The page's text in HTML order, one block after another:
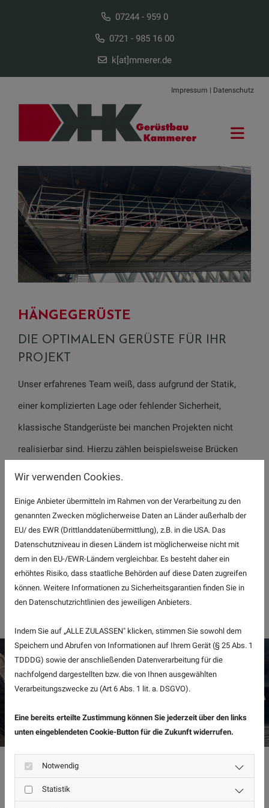
07244 - 959 0
0721 - 985 16 00
k[at]mmerer.de
Impressum | Datenschutz
HÄNGEGERÜSTE
DIE OPTIMALEN GERÜSTE FÜR IHR
PROJEKT
Unser erfahrenes Team weiß, dass aufgrund der Statik,
einer komplizierten Lage oder fehlender Sicherheit,
klassische Standgerüste bei manchen Projekten nicht
realisierbar sind. Hierzu zählen beispielsweise Brücken
oder Produktionsstätten, wo der darunterliegende Bereich
Hängegerüst. Es wird dabei direkt an den tragfähigen
Bauteilen des einzurüstenden Objekts befestigt, wodurch
höchste Sicherheit und eine effiziente Arbeitsweise
gewährleistet sind. Das Hängegerüst ist Teil des
Spezialgerüstbaus.
DIE VORTEILE EINES HÄNGEGERÜSTS
Wir verwenden Cookies.
Einige Anbieter übermitteln im Rahmen von der Verarbeitung zu den
genannten Zwecken möglicherweise Daten an Länder außerhalb der
EU/ des EWR (Drittlanddatenübermittlung), z.B. in die USA. Das
Datenschutzniveau in diesen Ländern ist möglicherweise nicht mit
dem in den EU-/EWR-Ländern vergleichbar. Es besteht daher ein
erhöhtes Risiko, dass staatliche Behörden auf diese Daten zugreifen
können. Weitere Informationen zu Sicherheitsgarantien finden Sie in
den Datenschutzrichtlinien des jeweiligen Anbieters.
Indem Sie auf „ALLE ZULASSEN" klicken, stimmen Sie sowohl dem
Speichern und Abrufen von Informationen auf Ihrem Gerät (§ 25 Abs. 1
TDDDG) sowie der anschließenden Datenverarbeitung für die
nachfolgend dargestellten bzw. die von Ihnen ausgewählten
Verarbeitungszwecke zu (Art 6 Abs. 1 lit. a. DSGVO).
Eine bereits erteilte Zustimmung können Sie jederzeit über den links
unten eingeblendeten Cookie-Button für die Zukunft widerrufen.
Notwendig
Statistik